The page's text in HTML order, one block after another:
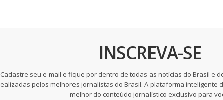
INSCREVA-SE
Cadastre seu e-mail e fique por dentro de todas as notícias do Brasil e
pelos melhores jornalistas do Brasil. A plataforma inteligente
melhor do conteúdo jornalístico exclusivo para